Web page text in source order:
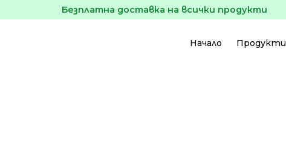
Безплатна доставка на всички продукти
Начало Продукти